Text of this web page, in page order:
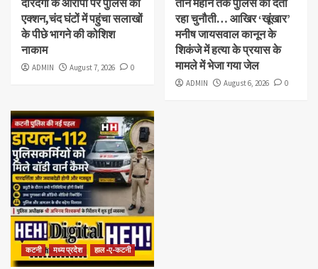
एक्शन,चंद घंटों में पहुंचा सलाखों
के पीछे भागने की कोशिश
नाकाम
ADMIN August 7, 2026 0
रहा चुनौती… आखिर ‘खूंखार’
मनीष जायसवाल कानून के
शिकंजे में हत्या के प्रयास के
मामले में भेजा गया जेल
ADMIN August 6, 2026 0
कटनी मध्य प्रदेश हाल -ए-कटनी